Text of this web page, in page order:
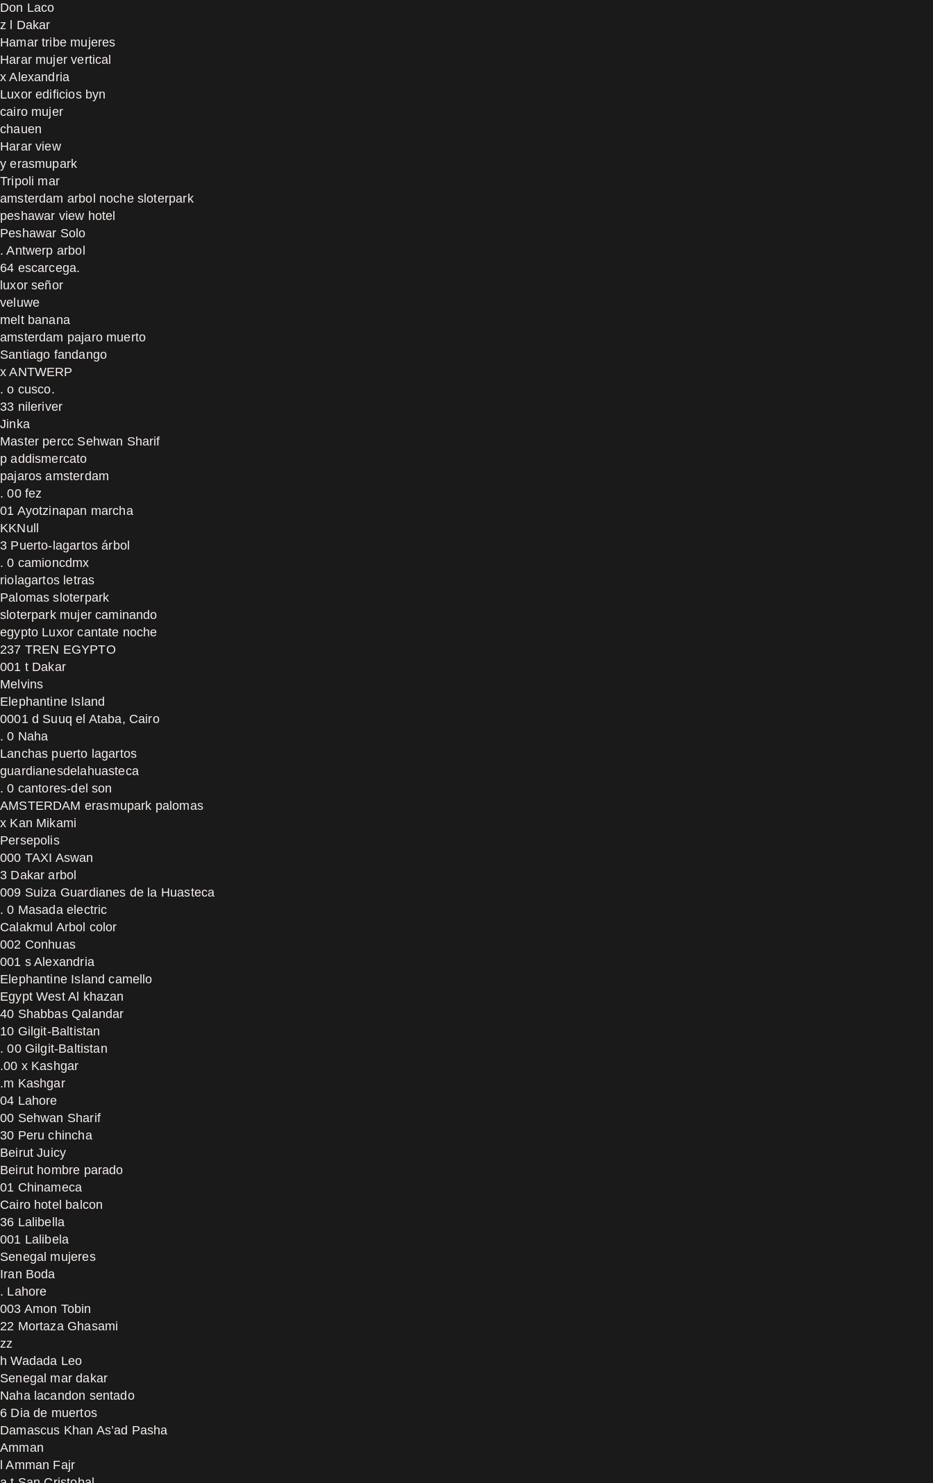
Don Laco
z l Dakar
Hamar tribe mujeres
Harar mujer vertical
x Alexandria
Luxor edificios byn
cairo mujer
chauen
Harar view
y erasmupark
Tripoli mar
amsterdam arbol noche sloterpark
peshawar view hotel
Peshawar Solo
. Antwerp arbol
64 escarcega.
luxor señor
veluwe
melt banana
amsterdam pajaro muerto
Santiago fandango
x ANTWERP
. o cusco.
33 nileriver
Jinka
Master percc Sehwan Sharif
p addismercato
pajaros amsterdam
. 00 fez
01 Ayotzinapan marcha
KKNull
3 Puerto-lagartos árbol
. 0 camioncdmx
riolagartos letras
Palomas sloterpark
sloterpark mujer caminando
egypto Luxor cantate noche
237 TREN EGYPTO
001 t Dakar
Melvins
Elephantine Island
0001 d Suuq el Ataba, Cairo
. 0 Naha
Lanchas puerto lagartos
guardianesdelahuasteca
. 0 cantores-del son
AMSTERDAM erasmupark palomas
x Kan Mikami
Persepolis
000 TAXI Aswan
3 Dakar arbol
009 Suiza Guardianes de la Huasteca
. 0 Masada electric
Calakmul Arbol color
002 Conhuas
001 s Alexandria
Elephantine Island camello
Egypt West Al khazan
40 Shabbas Qalandar
10 Gilgit-Baltistan
. 00 Gilgit-Baltistan
.00 x Kashgar
.m Kashgar
04 Lahore
00 Sehwan Sharif
30 Peru chincha
Beirut Juicy
Beirut hombre parado
01 Chinameca
Cairo hotel balcon
36 Lalibella
001 Lalibela
Senegal mujeres
Iran Boda
. Lahore
003 Amon Tobin
22 Mortaza Ghasami
zz
h Wadada Leo
Senegal mar dakar
Naha lacandon sentado
6 Dia de muertos
Damascus Khan As’ad Pasha
Amman
l Amman Fajr